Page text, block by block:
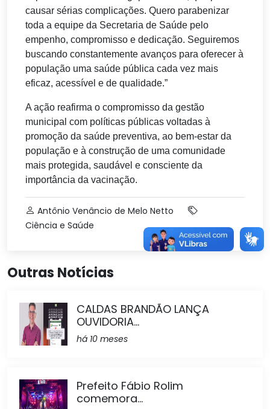
causar sérias complicações. Quero parabenizar
toda a equipe da Secretaria de Saúde pelo
empenho, compromisso e dedicação. Seguiremos
buscando constantemente avanços para oferecer à
população uma saúde pública cada vez mais
eficaz, acessível e de qualidade.”
A ação reafirma o compromisso da gestão
municipal com políticas públicas voltadas à
promoção da saúde preventiva, ao bem-estar da
população e à construção de uma comunidade
mais protegida, saudável e consciente da
importância da vacinação.
Antônio Venâncio de Melo Netto
Ciência e Saúde
Outras Notícias
CALDAS BRANDÃO LANÇA
OUVIDORIA...
há 10 meses
Prefeito Fábio Rolim
comemora...